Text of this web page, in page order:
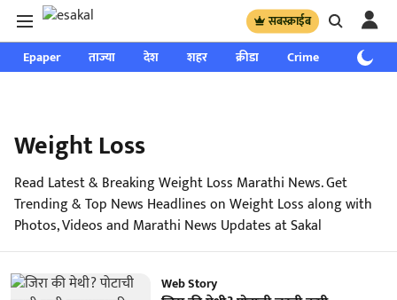
सबस्क्राईब
Epaper ताज्या देश शहर क्रीडा Crime साप्ताहिक
Weight Loss
Read Latest & Breaking Weight Loss Marathi News. Get
Trending & Top News Headlines on Weight Loss along with
Photos, Videos and Marathi News Updates at Sakal
Web Story